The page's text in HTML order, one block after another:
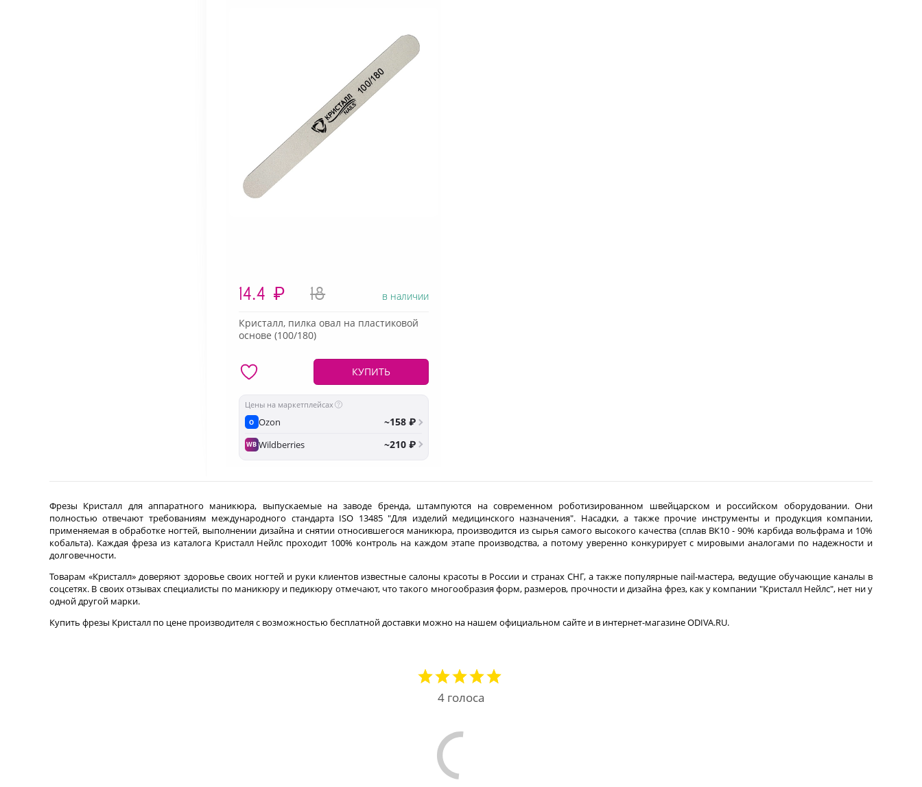
14.4 ₽ 18 в наличии
Кристалл, пилка овал на пластиковой
основе (100/180)
КУПИТЬ
Цены на маркетплейсах
O Ozon ~158 ₽
WB Wildberries ~210 ₽
Фрезы Кристалл для аппаратного маникюра, выпускаемые на заводе бренда, штампуются на современном роботизированном швейцарском и российском оборудовании. Они
полностью отвечают требованиям международного стандарта ISO 13485 "Для изделий медицинского назначения". Насадки, а также прочие инструменты и продукция компании,
применяемая в обработке ногтей, выполнении дизайна и снятии относившегося маникюра, производится из сырья самого высокого качества (сплав ВК10 - 90% карбида вольфрама и 10%
кобальта). Каждая фреза из каталога Кристалл Нейлс проходит 100% контроль на каждом этапе производства, а потому уверенно конкурирует с мировыми аналогами по надежности и
долговечности.
Товарам «Кристалл» доверяют здоровье своих ногтей и руки клиентов известные салоны красоты в России и странах СНГ, а также популярные nail-мастера, ведущие обучающие каналы в
соцсетях. В своих отзывах специалисты по маникюру и педикюру отмечают, что такого многообразия форм, размеров, прочности и дизайна фрез, как у компании "Кристалл Нейлс", нет ни у
одной другой марки.
Купить фрезы Кристалл по цене производителя с возможностью бесплатной доставки можно на нашем официальном сайте и в интернет-магазине ODIVA.RU.
4 голоса